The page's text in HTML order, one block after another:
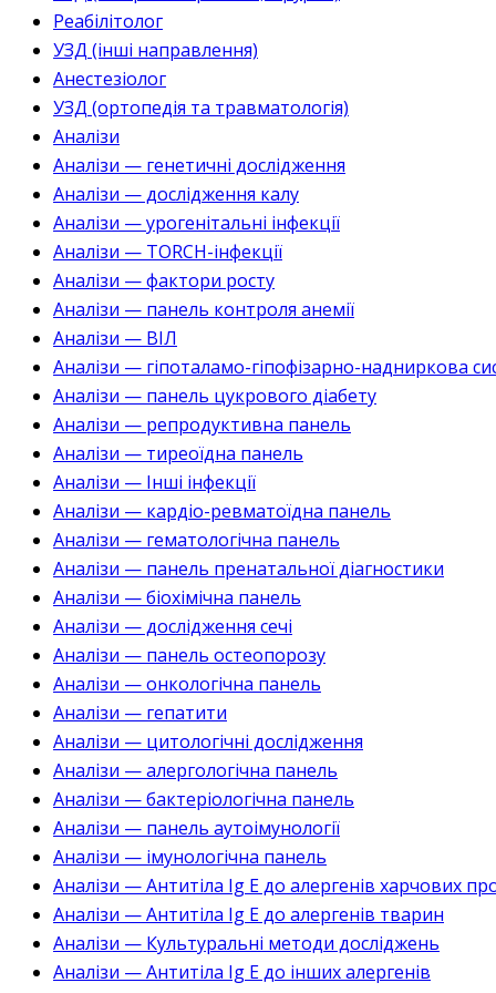
Реабілітолог
УЗД (інші направлення)
Анестезіолог
УЗД (ортопедія та травматологія)
Аналізи
Аналізи — генетичні дослідження
Аналізи — дослідження калу
Аналізи — урогенітальні інфекції
Аналізи — TORCH-інфекції
Аналізи — фактори росту
Аналізи — панель контроля анемії
Аналізи — ВІЛ
Аналізи — гіпоталамо-гіпофізарно-надниркова
Аналізи — панель цукрового діабету
Аналізи — репродуктивна панель
Аналізи — тиреоїдна панель
Аналізи — Інші інфекції
Аналізи — кардіо-ревматоїдна панель
Аналізи — гематологічна панель
Аналізи — панель пренатальної діагностики
Аналізи — біохімічна панель
Аналізи — дослідження сечі
Аналізи — панель остеопорозу
Аналізи — онкологічна панель
Аналізи — гепатити
Аналізи — цитологічні дослідження
Аналізи — алергологічна панель
Аналізи — бактеріологічна панель
Аналізи — панель аутоімунології
Аналізи — імунологічна панель
Аналізи — Антитіла Ig E до алергенів харчових
Аналізи — Антитіла Ig E до алергенів тварин
Аналізи — Культуральні методи досліджень
Аналізи — Антитіла Ig E до інших алергенів